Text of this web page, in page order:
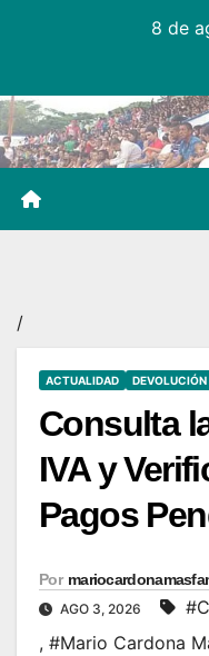
8 de
/
ACTUALIDAD DEVOLUCIÓN
Consulta
IVA y
Pagos
Por
AGO 3, 2026
, #Mario Cardona